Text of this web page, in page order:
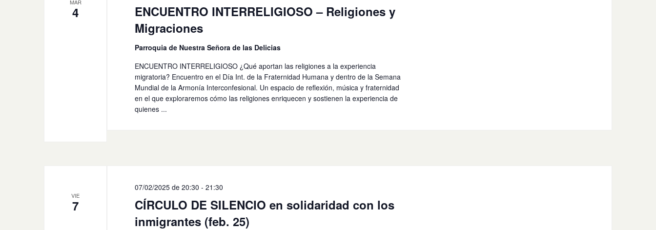
MAR
4
ENCUENTRO INTERRELIGIOSO – Religiones y
Migraciones
Parroquia de Nuestra Señora de las Delicias
ENCUENTRO INTERRELIGIOSO ¿Qué aportan las religiones a la experiencia
migratoria? Encuentro en el Día Int. de la Fraternidad Humana y dentro de la Semana
Mundial de la Armonía Interconfesional. Un espacio de reflexión, música y fraternidad
en el que exploraremos cómo las religiones enriquecen y sostienen la experiencia de
quienes ...
VIE
7
CÍRCULO DE SILENCIO en solidaridad con los
inmigrantes (feb. 25)
07/02/2025 de 20:30 -21:30